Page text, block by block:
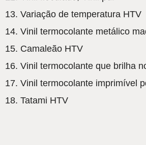
13. Variação de temperatura HTV
14. Vinil termocolante metálico
15. Camaleão HTV
16. Vinil termocolante que brilha
17. Vinil termocolante imprimível
18. Tatami HTV